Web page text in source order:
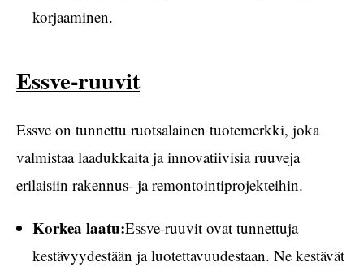
korjaaminen.
Essve-ruuvit
Essve on tunnettu ruotsalainen tuotemerkki, joka
valmistaa laadukkaita ja innovatiivisia ruuveja
erilaisiin rakennus- ja remontointiprojekteihin.
Korkea laatu:Essve-ruuvit ovat tunnettuja
kestävyydestään ja luotettavuudestaan. Ne kestävät